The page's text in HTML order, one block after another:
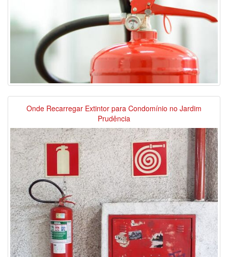
Onde Recarregar Extintor para Condomínio no Jardim
Prudência